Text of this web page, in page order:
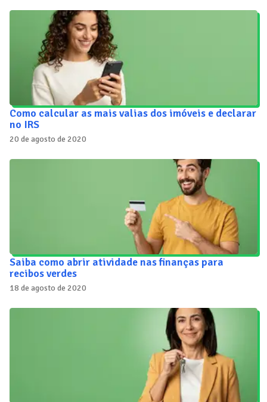
Como calcular as mais valias dos imóveis e declarar
no IRS
20 de agosto de 2020
Saiba como abrir atividade nas finanças para
recibos verdes
18 de agosto de 2020